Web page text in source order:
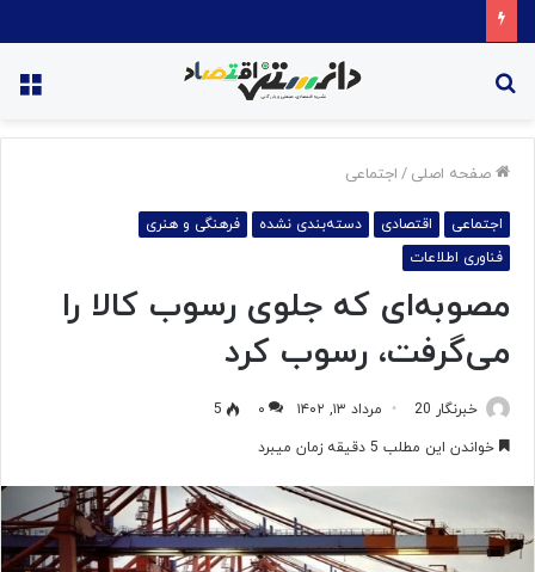
صفحه اصلی / اجتماعی
اجتماعی اقتصادی دسته‌بندی نشده
فرهنگی و هنری
فناوری اطلاعات
مصوبه‌ای که جلوی رسوب کالا را
می‌گرفت، رسوب کرد
خبرنگار 20 مرداد ۱۳, ۱۴۰۲ ۰
5
خواندن این مطلب 5 دقیقه زمان میبرد